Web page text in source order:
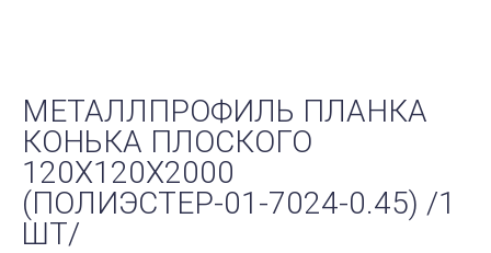
МЕТАЛЛПРОФИЛЬ ПЛАНКА
КОНЬКА ПЛОСКОГО
120Х120Х2000
(ПОЛИЭСТЕР-01-7024-0.45) /1
ШТ/